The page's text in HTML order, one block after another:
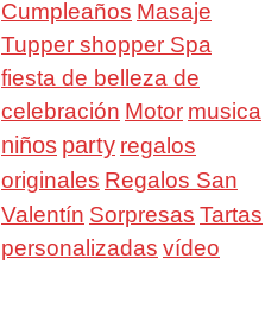
Cumpleaños Masaje
Tupper shopper Spa
fiesta de belleza de
celebración Motor musica
niños party regalos
originales Regalos San
Valentín Sorpresas Tartas
personalizadas vídeo